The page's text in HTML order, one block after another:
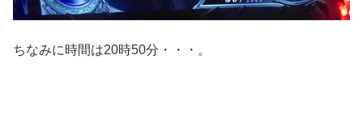
ちなみに時間は20時50分・・・。